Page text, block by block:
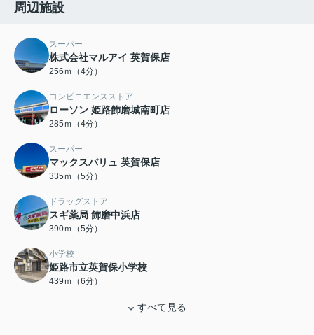
周辺施設
スーパー
株式会社マルアイ 英賀保店
256ｍ（4分）
コンビニエンスストア
ローソン 姫路飾磨城南町店
285ｍ（4分）
スーパー
マックスバリュ 英賀保店
335ｍ（5分）
ドラッグストア
スギ薬局 飾磨中浜店
390ｍ（5分）
小学校
姫路市立英賀保小学校
439ｍ（6分）
すべて見る